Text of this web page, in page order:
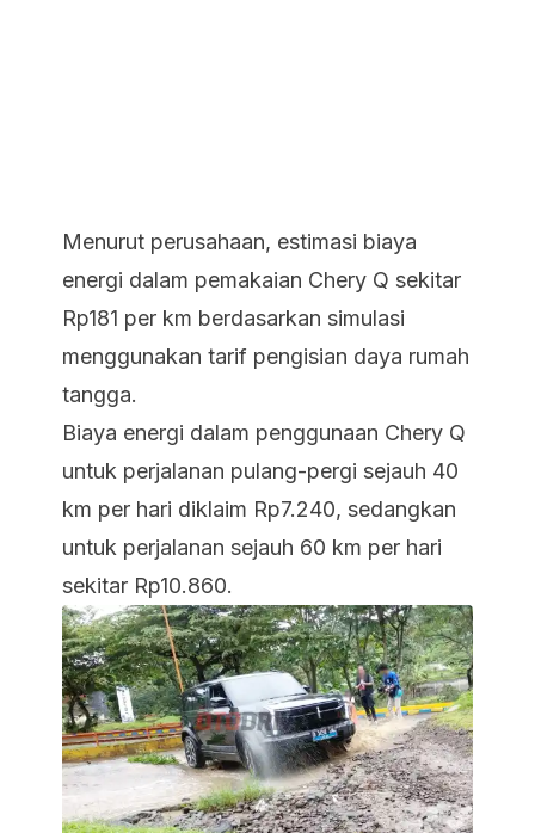
Menurut perusahaan, estimasi biaya
energi dalam pemakaian Chery Q sekitar
Rp181 per km berdasarkan simulasi
menggunakan tarif pengisian daya rumah
tangga.
Biaya energi dalam penggunaan Chery Q
untuk perjalanan pulang-pergi sejauh 40
km per hari diklaim Rp7.240, sedangkan
untuk perjalanan sejauh 60 km per hari
sekitar Rp10.860.